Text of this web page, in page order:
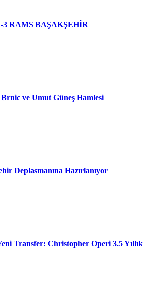
3 RAMS BAŞAKŞEHİR
ve Umut Güneş Hamlesi
Deplasmanına Hazırlanıyor
Transfer: Christopher Operi 3.5 Yıllık